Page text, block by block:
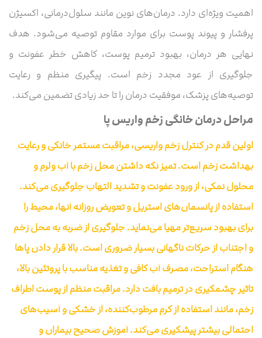
اهمیت ویژه‌ای دارد. درمان‌های نوین مانند سلول‌درمانی، اکسیژن
پرفشار و پیوند پوست برای موارد مقاوم توصیه می‌شود. هدف
نهایی هر درمان، بهبود ترمیم پوست، کاهش خطر عفونت و
جلوگیری از عود مجدد زخم است. پیگیری منظم و رعایت
توصیه‌های پزشک، موفقیت درمان را تا حد زیادی تضمین می‌کند.
مراحل درمان خانگی زخم واریس پا
اولین قدم در کنترل زخم واریسی، مراقبت مستمر خانگی و رعایت
بهداشت زخم است. تمیز نگه داشتن محل زخم با آب ولرم و
محلول نمکی، از ورود عفونت و تشدید التهاب جلوگیری می‌کند.
استفاده از پانسمان‌های استریل و تعویض روزانه آنها، محیط را
برای بهبود سریع‌تر مهیا می‌نماید. جلوگیری از ضربه به محل زخم
و اجتناب از حرکات ناگهانی بسیار ضروری است. بالا قرار دادن پاها
هنگام استراحت، مصرف آب کافی و تغذیه مناسب با پروتئین بالا،
تاثیر چشمگیری در ترمیم بافت دارد. مراقبت منظم از پوست اطراف
زخم، مانند استفاده از کرم مرطوب‌کننده، از خشکی و آسیب‌های
احتمالی بیشتر پیشگیری می‌کند. آموزش صحیح بیماران و